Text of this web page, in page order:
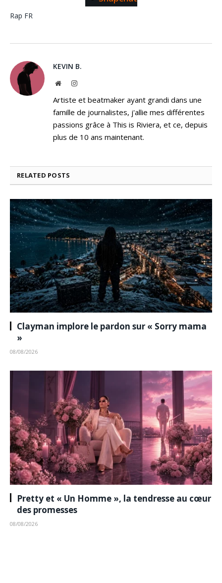
Rap FR
KEVIN B.
WebsiteInstagram
Artiste et beatmaker ayant grandi dans une
famille de journalistes, j'allie mes différentes
passions grâce à This is Riviera, et ce, depuis
plus de 10 ans maintenant.
RELATED POSTS
Clayman implore le pardon sur « Sorry mama
»
08/08/2026
Pretty et « Un Homme », la tendresse au cœur
des promesses
08/08/2026